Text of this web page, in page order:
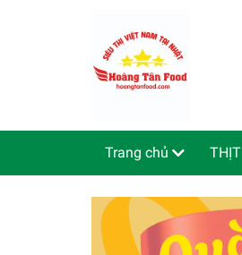
Trang chủ
特定商取引法